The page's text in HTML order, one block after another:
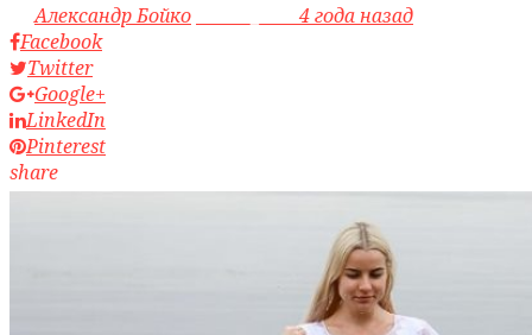
byАлександр Бойко
4 года назад
Facebook
Twitter
Google+
LinkedIn
Pinterest
share